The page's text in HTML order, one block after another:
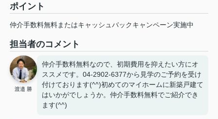
ポイント
仲介手数料無料またはキャッシュバックキャンペーン実施中
担当者のコメント
渡邉 勝
仲介手数料無料なので、初期費用を抑えたい方にオ
ススメです。04-2902-6377から見学のご予約を受け
付けております(^^)初めてのマイホームに新築戸建て
はいかがでしょうか。仲介手数料無料でご紹介でき
ます(^^)